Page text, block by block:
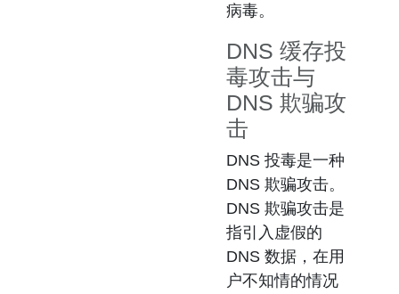
病毒。
DNS 缓存投
毒攻击与
DNS 欺骗攻
击
DNS 投毒是一种
DNS 欺骗攻击。
DNS 欺骗攻击是
指引入虚假的
DNS 数据，在用
户不知情的情况